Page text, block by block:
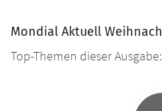
Mondial Aktuell
Top-Themen dieser